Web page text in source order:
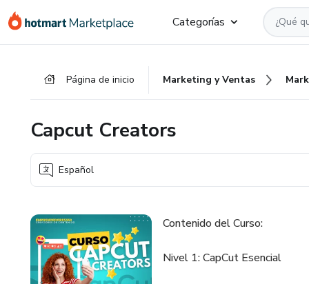
Categorías
Página de inicio Marketing y Ventas
Capcut Creators
Español
Contenido del Curso:
Nivel 1: CapCut Esencial